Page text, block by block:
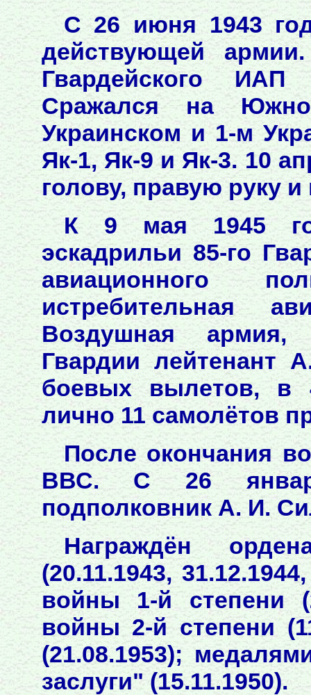
С 26 июня 1943
действующей
Гвардейского
Сражался на
Украинском и 1-м
Як-1, Як-9 и Як-3. 10
голову, правую руку и
К 9 мая 1945
эскадрильи 85-го
авиационного
истребительная
Воздушная
Гвардии лейтенант
боевых вылетов, в
лично 11 самолётов
После окончания
ВВС. С 26
подполковник А. И.
Награждён
(20.11.1943,
войны 1-й степени
войны 2-й степени
(21.08.1953);
заслуги" (15.11.1950).